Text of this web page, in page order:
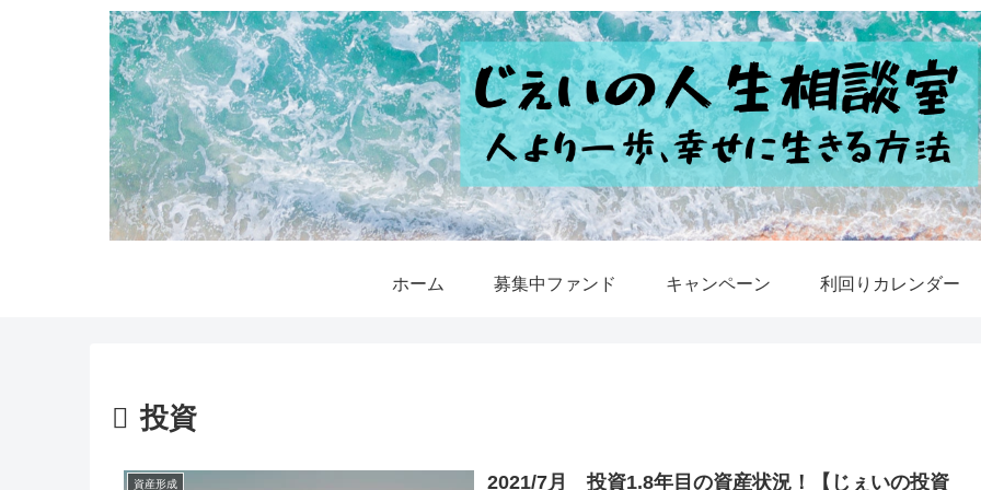
ホーム 募集中ファンド キャンペーン 利回りカレンダー
投資
資産形成 2021/7月 投資1.8年目の資産状況！【じぇいの投資